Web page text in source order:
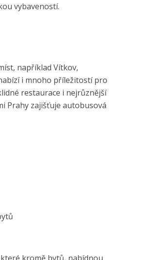
vybaveností.
například Vítkov,
i mnoho příležitostí pro
restaurace i nejrůznější
Prahy zajišťuje autobusová